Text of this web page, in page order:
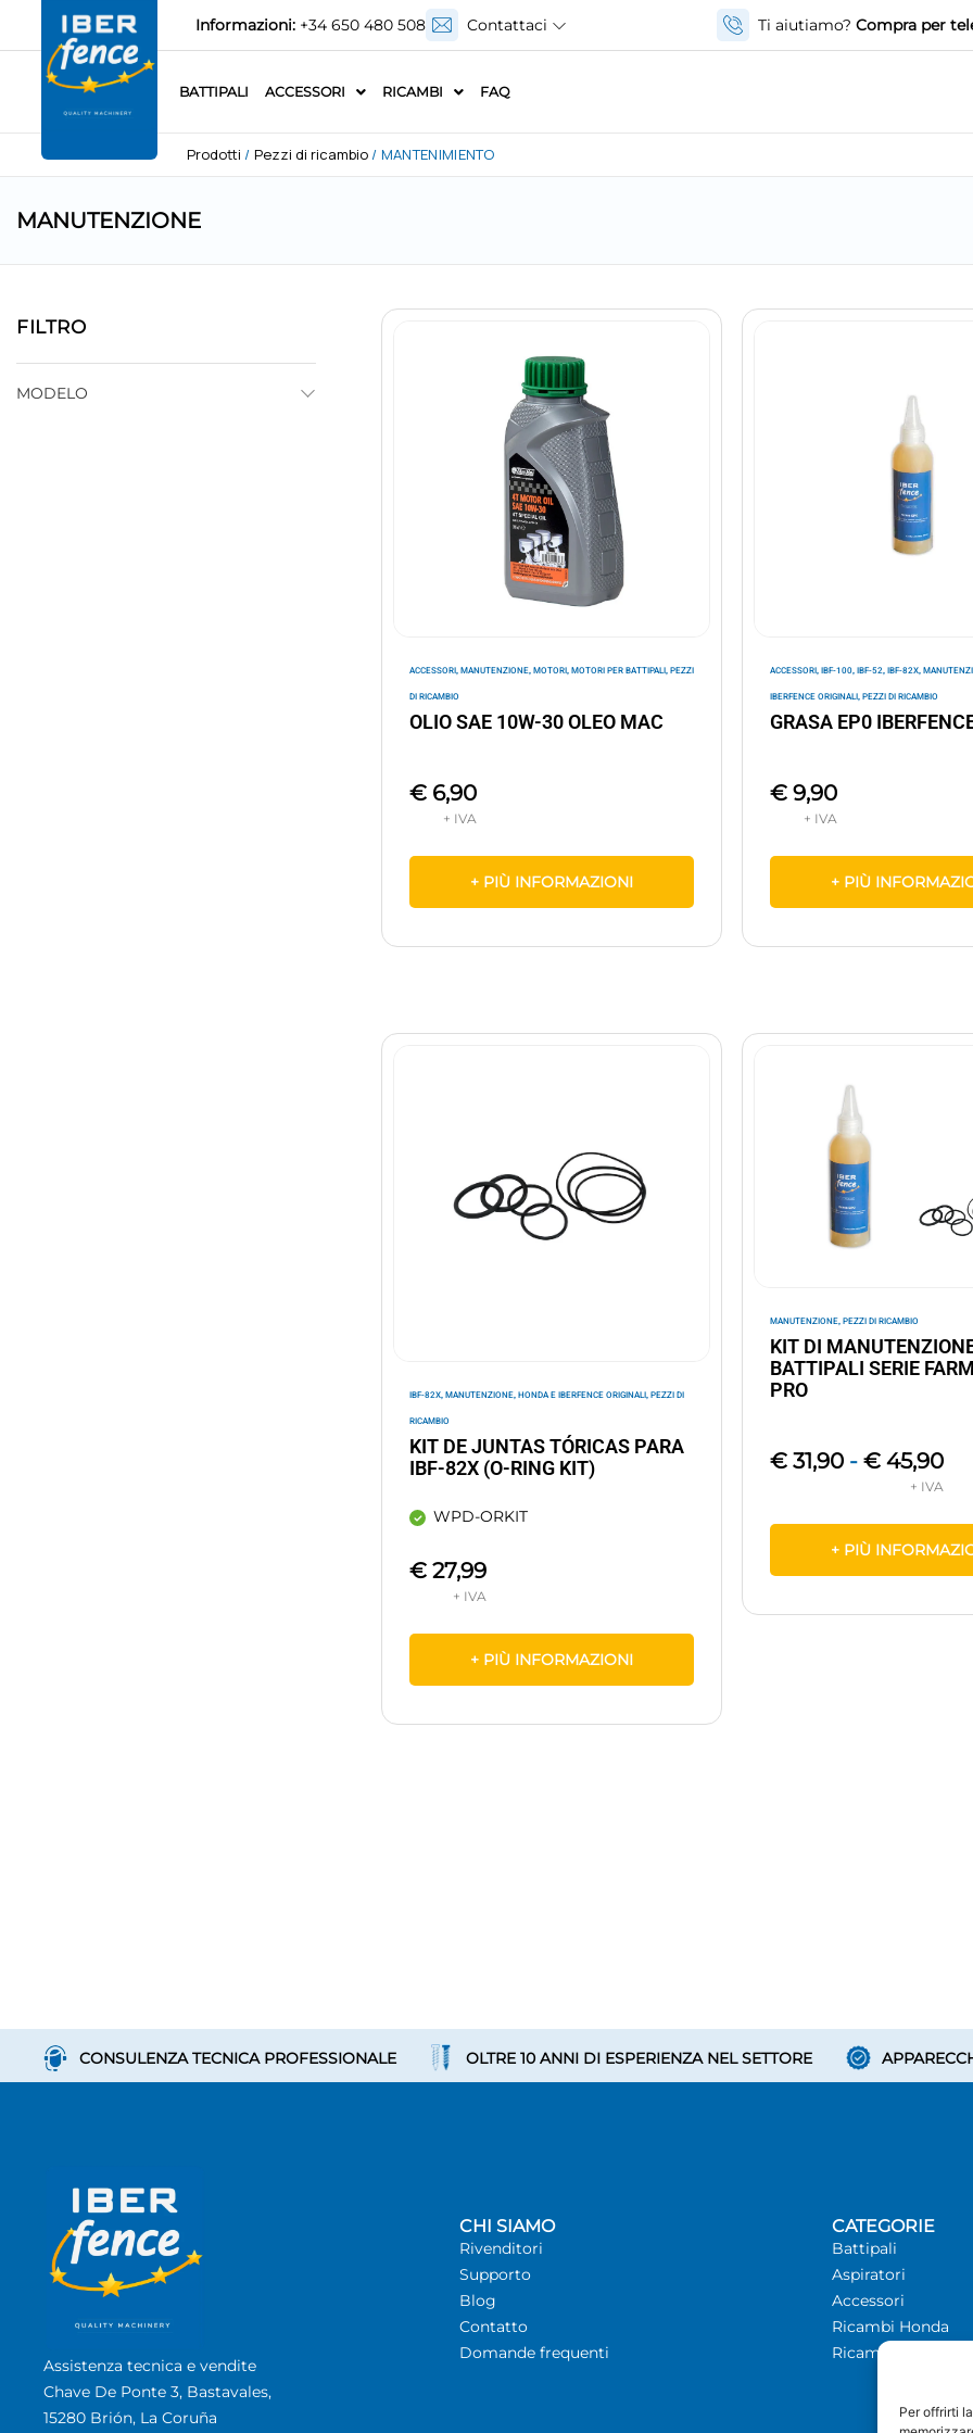
Per offrirti
Informazioni: +34 650 480 508 Contattaci Ti aiutiamo? Compra per
BATTIPALI ACCESSORI RICAMBI FAQ
Prodotti / Pezzi di ricambio/ MANTENIMIENTO
MANUTENZIONE
FILTRO
MODELO
ACCESSORI, MANUTENZIONE, MOTORI, MOTORI PER BATTIPALI, PEZZI
DI RICAMBIO
OLIO SAE 10W-30 OLEO MAC
€6,90
+ PIÙ INFORMAZIONI
ACCESSORI, IBF-100, IBF-52, IBF-82X,
IBERFENCE ORIGINALI, PEZZI DI RICAMBIO
GRASA EP0
€9,90
+ PIÙ
IBF-82X, MANUTENZIONE, HONDA E IBERFENCE ORIGINALI, PEZZI DI
RICAMBIO
KIT DE JUNTAS TÓRICAS PARA
IBF-82X (O-RING KIT)
WPD-ORKIT
€27,99
+ PIÙ INFORMAZIONI
MANUTENZIONE, PEZZI DI RICAMBIO
KIT DI
BATTIPALI SERIE
PRO
€31,90 - €45,90
+ PIÙ
CONSULENZA TECNICA PROFESSIONALE OLTRE 10 ANNI DI ESPERIENZA NEL SETTORE
Assistenza tecnica e vendite
Chave De Ponte 3, Bastavales,
15280 Brión, La Coruña
CHI SIAMO
Rivenditori
Supporto
Blog
Contatto
Domande frequenti
CATEGORIE
Battipali
Aspiratori
Accessori
Ricambi Honda
Ricambi Iberfence